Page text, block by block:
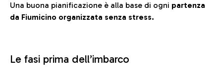
Una buona pianificazione è alla base di ogni partenza
da Fiumicino organizzata senza stress.
Le fasi prima dell’imbarco